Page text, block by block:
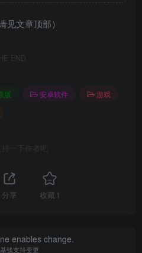
见文章顶部）
END
版 安卓软件
游戏
持一下作者吧
分享 收藏 1
enables change.
线支持变更